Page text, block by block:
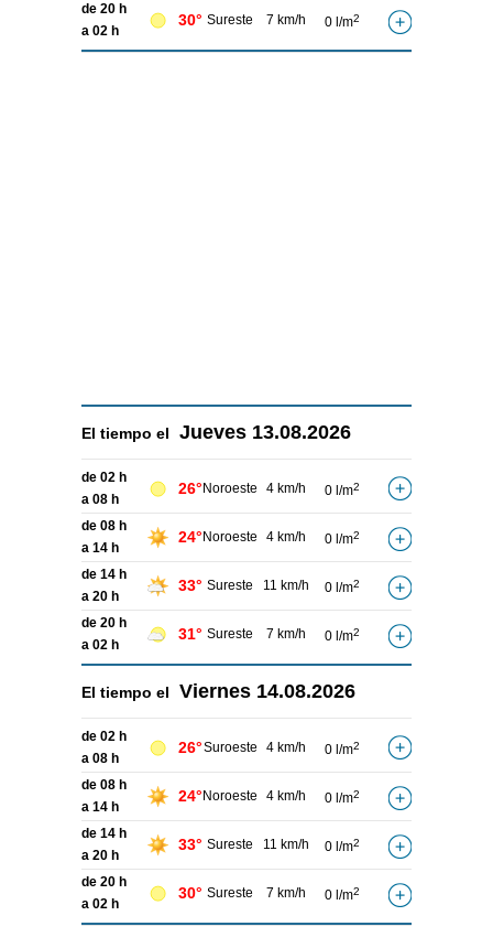
de 20 h
a 02 h
30° Sureste 7 km/h 0 l/m2
El tiempo el Jueves 13.08.2026
de 02 h
a 08 h
26° Noroeste 4 km/h 0 l/m2
de 08 h
a 14 h
24° Noroeste 4 km/h 0 l/m2
de 14 h
a 20 h
33° Sureste 11 km/h 0 l/m2
de 20 h
a 02 h
31° Sureste 7 km/h 0 l/m2
El tiempo el Viernes 14.08.2026
de 02 h
a 08 h
26°Suroeste 4 km/h 0 l/m2
de 08 h
a 14 h
24° Noroeste 4 km/h 0 l/m2
de 14 h
a 20 h
33° Sureste 11 km/h 0 l/m2
de 20 h
a 02 h
30° Sureste 7 km/h 0 l/m2